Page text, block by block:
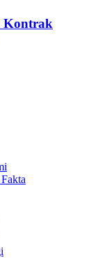
Kontrak